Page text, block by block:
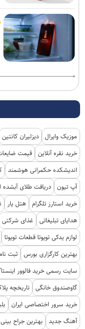
موزیک وایرال دیزلیران کانتین
خرید نقره آنلاین قیمت
اندیشکده حکمرانی هوشمند
آپ تیون
دریافت طلای آبشده
خرید استارز تلگرام هتل یار
هدایای تبلیغاتی
غذای شرکتی
لوازم یدکی تویوتا قطعات تویوتا
بهترین کارگزاری بورس
ثبت
سایت رسمی خرید فالوور
گاوصندوق خانگی تاریخچه
خرید سرور اختصاصی ایران
آهنگ جدید
بهترین جراح